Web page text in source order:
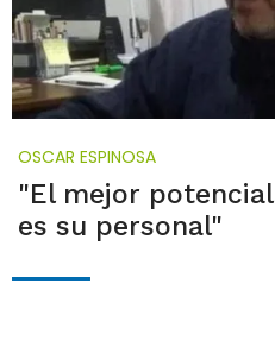
OSCAR ESPINOSA
"El mejor
es su personal"